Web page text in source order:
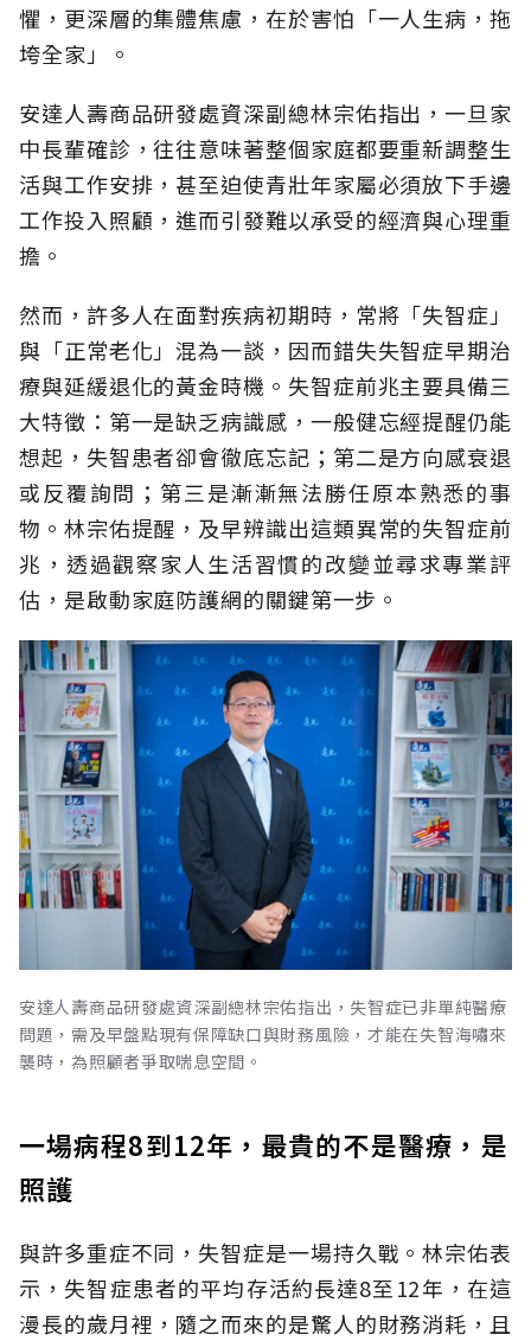
懼，更深層的集體焦慮，在於害怕「一人生病，拖
垮全家」。
安達人壽商品研發處資深副總林宗佑指出，一旦家
中長輩確診，往往意味著整個家庭都要重新調整生
活與工作安排，甚至迫使青壯年家屬必須放下手邊
工作投入照顧，進而引發難以承受的經濟與心理重
擔。
然而，許多人在面對疾病初期時，常將「失智症」
與「正常老化」混為一談，因而錯失失智症早期治
療與延緩退化的黃金時機。失智症前兆主要具備三
大特徵：第一是缺乏病識感，一般健忘經提醒仍能
想起，失智患者卻會徹底忘記；第二是方向感衰退
或反覆詢問；第三是漸漸無法勝任原本熟悉的事
物。林宗佑提醒，及早辨識出這類異常的失智症前
兆，透過觀察家人生活習慣的改變並尋求專業評
估，是啟動家庭防護網的關鍵第一步。
安達人壽商品研發處資深副總林宗佑指出，失智症已非單純醫療
問題，需及早盤點現有保障缺口與財務風險，才能在失智海嘯來
襲時，為照顧者爭取喘息空間。
一場病程8到12年，最貴的不是醫療，是
照護
與許多重症不同，失智症是一場持久戰。林宗佑表
示，失智症患者的平均存活約長達8至12年，在這
漫長的歲月裡，隨之而來的是驚人的財務消耗，且